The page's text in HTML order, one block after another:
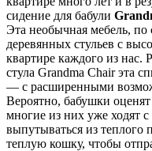
сидение для бабули
Эта необычная мебель, по
деревянных стульев с
квартире каждого из нас.
стула Grandma Chair эта
— с расширенными
Вероятно, бабушки
многие из них уже ходят
выпутываться из теплого
теплую кошку, чтобы